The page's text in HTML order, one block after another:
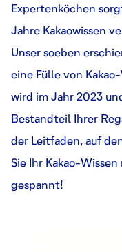
Expertenköchen
Jahre Kakaowissen
Unser soeben
eine Fülle von
wird im Jahr 2023
Bestandteil Ihrer
der Leitfaden, auf
Sie Ihr Kakao-
gespannt!